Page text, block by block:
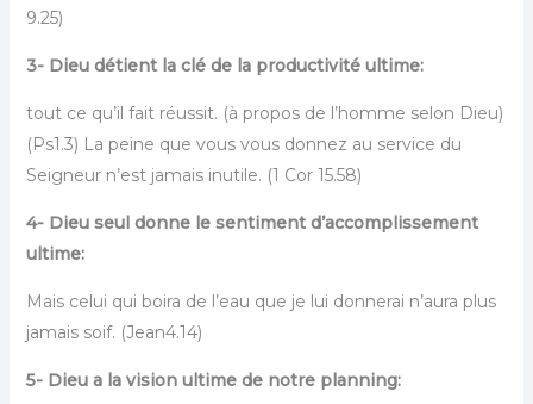
9.25)
3- Dieu détient la clé de la productivité ultime:
tout ce qu’il fait réussit. (à propos de l’homme selon Dieu)
(Ps1.3) La peine que vous vous donnez au service du
Seigneur n’est jamais inutile. (1 Cor 15.58)
4- Dieu seul donne le sentiment d’accomplissement
ultime:
Mais celui qui boira de l’eau que je lui donnerai n’aura plus
jamais soif. (Jean4.14)
5- Dieu a la vision ultime de notre planning: